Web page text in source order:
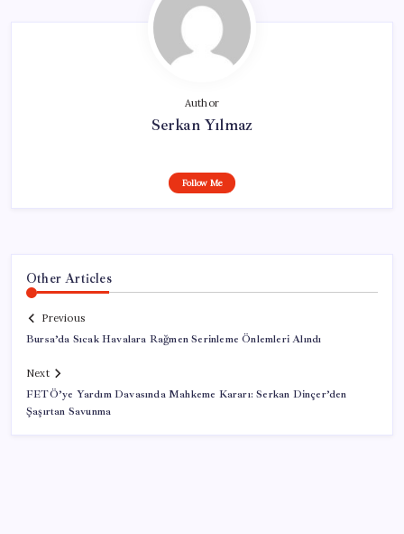
Author
Serkan Yılmaz
Follow Me
Other Articles
Previous
Bursa’da Sıcak Havalara Rağmen Serinleme Önlemleri Alındı
Next
FETÖ’ye Yardım Davasında Mahkeme Kararı: Serkan Dinçer’den
Şaşırtan Savunma